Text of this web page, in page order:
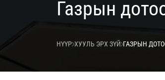
Газрын
НҮҮР ХУУЛЬ ЭРХ ЗҮЙ ГАЗРЫН